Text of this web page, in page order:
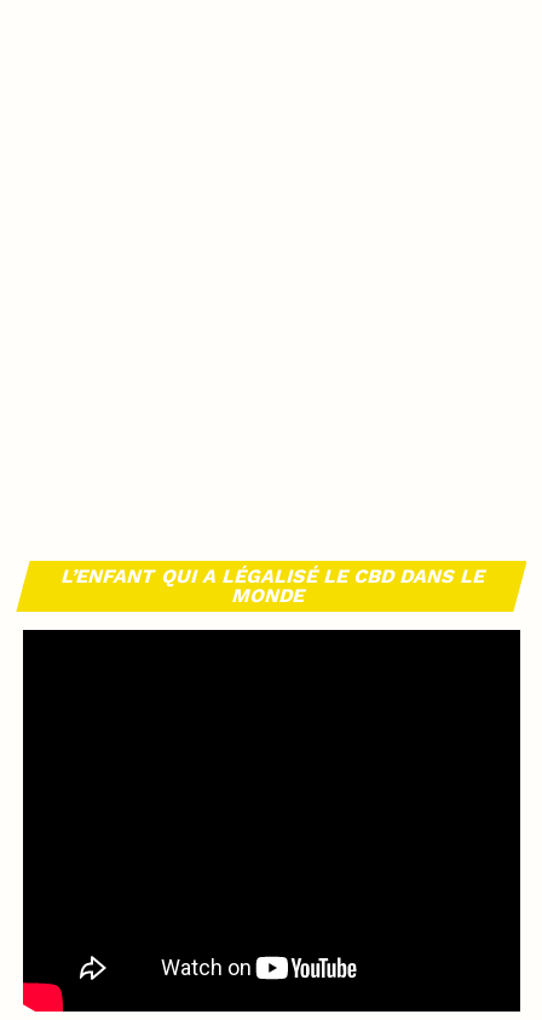
L’ENFANT QUI A LÉGALISÉ LE CBD DANS LE
MONDE